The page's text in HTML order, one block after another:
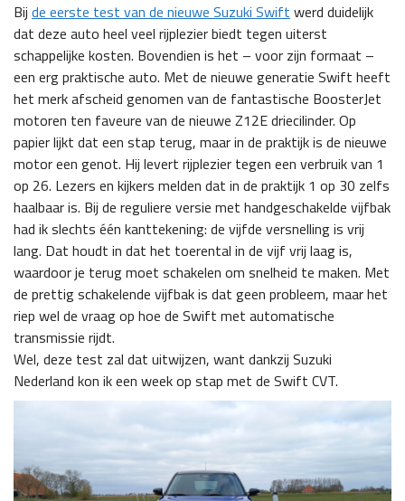
Bij de eerste test van de nieuwe Suzuki Swift werd duidelijk
dat deze auto heel veel rijplezier biedt tegen uiterst
schappelijke kosten. Bovendien is het – voor zijn formaat –
een erg praktische auto. Met de nieuwe generatie Swift heeft
het merk afscheid genomen van de fantastische BoosterJet
motoren ten faveure van de nieuwe Z12E driecilinder. Op
papier lijkt dat een stap terug, maar in de praktijk is de nieuwe
motor een genot. Hij levert rijplezier tegen een verbruik van 1
op 26. Lezers en kijkers melden dat in de praktijk 1 op 30 zelfs
haalbaar is. Bij de reguliere versie met handgeschakelde vijfbak
had ik slechts één kanttekening: de vijfde versnelling is vrij
lang. Dat houdt in dat het toerental in de vijf vrij laag is,
waardoor je terug moet schakelen om snelheid te maken. Met
de prettig schakelende vijfbak is dat geen probleem, maar het
riep wel de vraag op hoe de Swift met automatische
transmissie rijdt.
Wel, deze test zal dat uitwijzen, want dankzij Suzuki
Nederland kon ik een week op stap met de Swift CVT.